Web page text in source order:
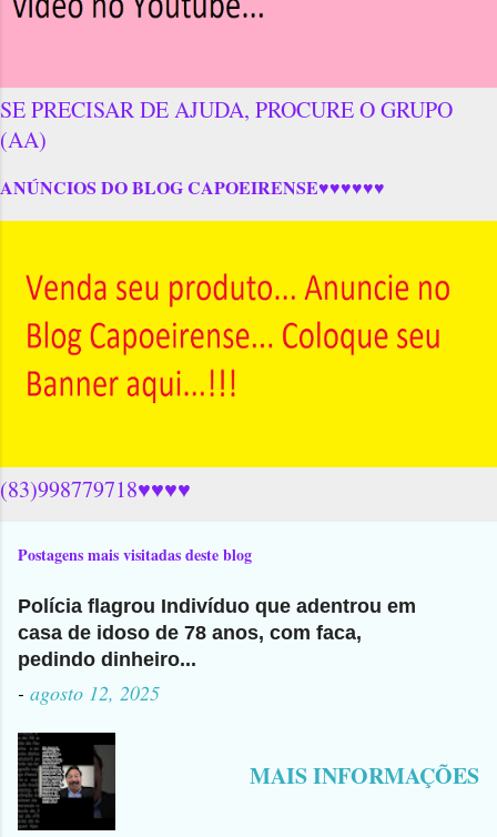
SE PRECISAR DE AJUDA, PROCURE O GRUPO
(AA)
ANÚNCIOS DO BLOG CAPOEIRENSE♥♥♥♥♥♥
(83)998779718♥♥♥♥
Postagens mais visitadas deste blog
Polícia flagrou Indivíduo que adentrou em
casa de idoso de 78 anos, com faca,
pedindo dinheiro...
- agosto 12, 2025
MAIS INFORMAÇÕES